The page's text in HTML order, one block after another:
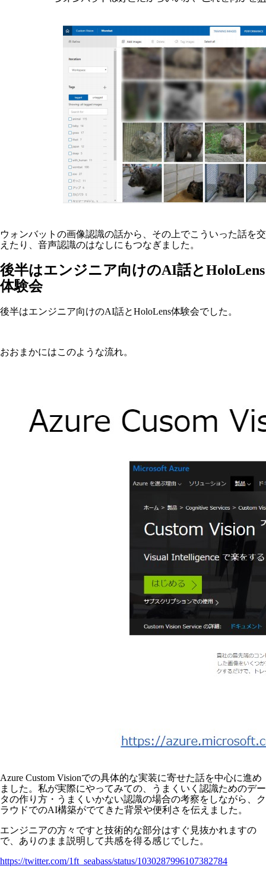
ウォンバットの画像認識の話から、その上でこういった話を交
えたり、音声認識のはなしにもつなぎました。
後半はエンジニア向けのAI話とHoloLens
体験会
後半はエンジニア向けのAI話とHoloLens体験会でした。
おおまかにはこのような流れ。
Azure Custom Visionでの具体的な実装に寄せた話を中心に進め
ました。私が実際にやってみての、うまくいく認識ためのデー
タの作り方・うまくいかない認識の場合の考察をしながら、ク
ラウドでのAI構築がでてきた背景や便利さを伝えました。
エンジニアの方々ですと技術的な部分はすぐ見抜かれますの
で、ありのまま説明して共感を得る感じでした。
https://twitter.com/1ft_seabass/status/1030287996107382784